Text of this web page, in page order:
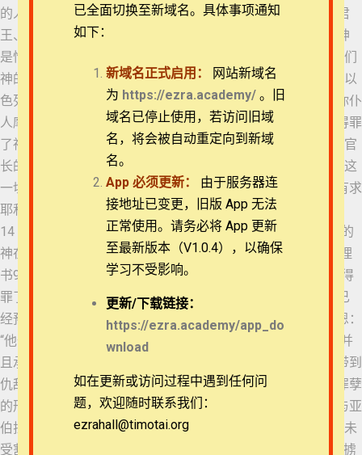
58 但以理书 9:24-27
59 但以理书 10:1-3
60 但以理书 10:4-9
61 但以理书 10:10-
62 但以理书 10:15-
63 但以理书 10:20-
64 但以理书 11:2-4
65 但以理书 11:5-10
的人，都得罪了你，正如今日一样。 8 主啊，我们和我们的君
王、首领、列祖因得罪了你，就都脸上蒙羞。 9 主，我们的神
是怜悯饶恕人的，我们却违背了他， 10 也没有听从耶和华我们
神的话，没有遵行他藉仆人众先知向我们所陈明的律法。 11 以
色列众人都犯了你的律法，偏行，不听从你的话。因此，在你仆
人摩西律法上所写的咒诅和誓言，都倾在我们身上，因我们得罪
了神。 12 他使大灾祸临到我们，成就了警戒我们和审判我们官
长的话；原来在普天之下未曾行过像在耶路撒冷所行的。 13 这
一切灾祸临到我们身上，是照摩西律法上所写的，我们却没有求
耶和华我们神的恩典，使我们回头离开罪孽，明白你的真理。
14 所以耶和华留意使这灾祸临到我们身上，因为耶和华我们的
神在他所行的事上都是公义，我们并没有听从他的话。 但以理
书9:7-14是他为个人和民族的罪忏悔，其中9:7-8的关键词是“得
罪了你”和“脸上蒙羞”。早在西奈山下，还在立约之时，神就已
经预见到了百姓的悖逆，因此在定下惩戒的同时也预备了救恩：
“他们要承认自己的罪和他们祖宗的罪，就是干犯我的那罪；并
且承认自己行事与我反对，我所以行事与他们反对，把他们带到
仇敌之地。那时，他们未受割礼的心若谦卑了，他们也服了罪孽
的刑罚，我就要记念我与雅各所立的约，与以撒所立的约，与亚
伯拉罕所立的约，并要记念这地”（利未记26:40-42）。判断“未
受割礼的心若谦卑”与否，乃是在于“脸上蒙羞”——并非所有被掳
团体报名及课程定制咨询：ezrahall@timotai.org
退换政策
隐私策略
常见问题
APP下载
联系我们
关于我们
Copyright © 2022-2026 Timothy Training International,
已全面切换至新域名。具体事项通知
如下：
新域名正式启用：
网站新域名
为 https://ezra.academy/ 。旧
域名已停止使用，若访问旧域
名，将会被自动重定向到新域
名。
App必须更新：
由于服务器连
接地址已变更，旧版 App 无法
正常使用。请务必将 App 更新
至最新版本（V1.0.4），以确保
学习不受影响。
更新/下载链接：
https://ezra.academy/app_do
wnload
如在更新或访问过程中遇到任何问
题，欢迎随时联系我们：
ezrahall@timotai.org